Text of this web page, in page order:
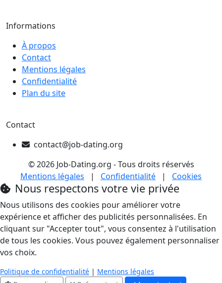
Informations
À propos
Contact
Mentions légales
Confidentialité
Plan du site
Contact
contact@job-dating.org
© 2026 Job-Dating.org - Tous droits réservés
Mentions légales
| Confidentialité | Cookies
Nous respectons votre vie privée
Nous utilisons des cookies pour améliorer votre
expérience et afficher des publicités personnalisées. En
cliquant sur "Accepter tout", vous consentez à l'utilisation
de tous les cookies. Vous pouvez également personnaliser
vos choix.
Politique de confidentialité | Mentions légales